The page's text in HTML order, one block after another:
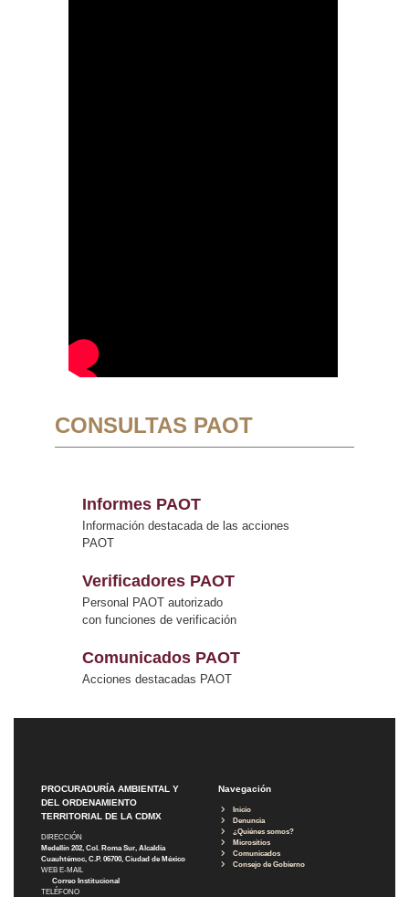
CONSULTAS PAOT
Informes PAOT
Información destacada de las acciones
PAOT
Verificadores PAOT
Personal PAOT autorizado
con funciones de verificación
Comunicados PAOT
Acciones destacadas PAOT
PROCURADURÍA AMBIENTAL Y
DEL ORDENAMIENTO
TERRITORIAL DE LA CDMX
DIRECCIÓN
Medellín 202, Col. Roma Sur, Alcaldía
Cuauhtémoc, C.P. 06700, Ciudad de México
WEB E-MAIL
Correo Institucional
TELÉFONO
Navegación
Inicio
Denuncia
¿Quiénes somos?
Micrositios
Comunicados
Consejo de Gobierno